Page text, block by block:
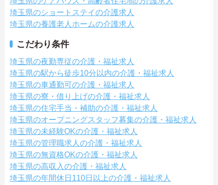
埼玉県のショートステイの介護求人
埼玉県の養護老人ホームの介護求人
こだわり条件
埼玉県の夜勤専従の介護・福祉求人
埼玉県の駅から徒歩10分以内の介護・福祉求人
埼玉県の車通勤可の介護・福祉求人
埼玉県の寮・借り上げの介護・福祉求人
埼玉県の住宅手当・補助の介護・福祉求人
埼玉県のオープニングスタッフ募集の介護・福祉求人
埼玉県の未経験OKの介護・福祉求人
埼玉県の管理職求人の介護・福祉求人
埼玉県の無資格OKの介護・福祉求人
埼玉県の高収入の介護・福祉求人
埼玉県の年間休日110日以上の介護・福祉求人